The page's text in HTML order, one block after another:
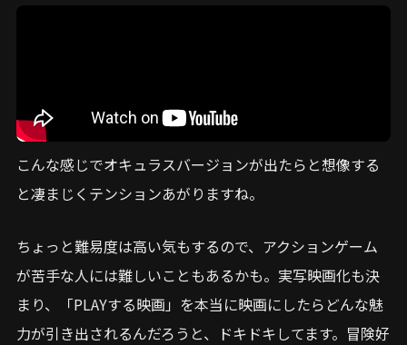
こんな感じでオキュラスバージョンが出たらと想像する
と凄まじくテンションあがりますね。
ちょっと難易度は高い気もするので、アクションゲーム
が苦手な人には難しいこともあるかも。実写映画化も決
まり、「PLAYする映画」を本当に映画にしたらどんな魅
力が引き出されるんだろうと、ドキドキしてます。冒険好